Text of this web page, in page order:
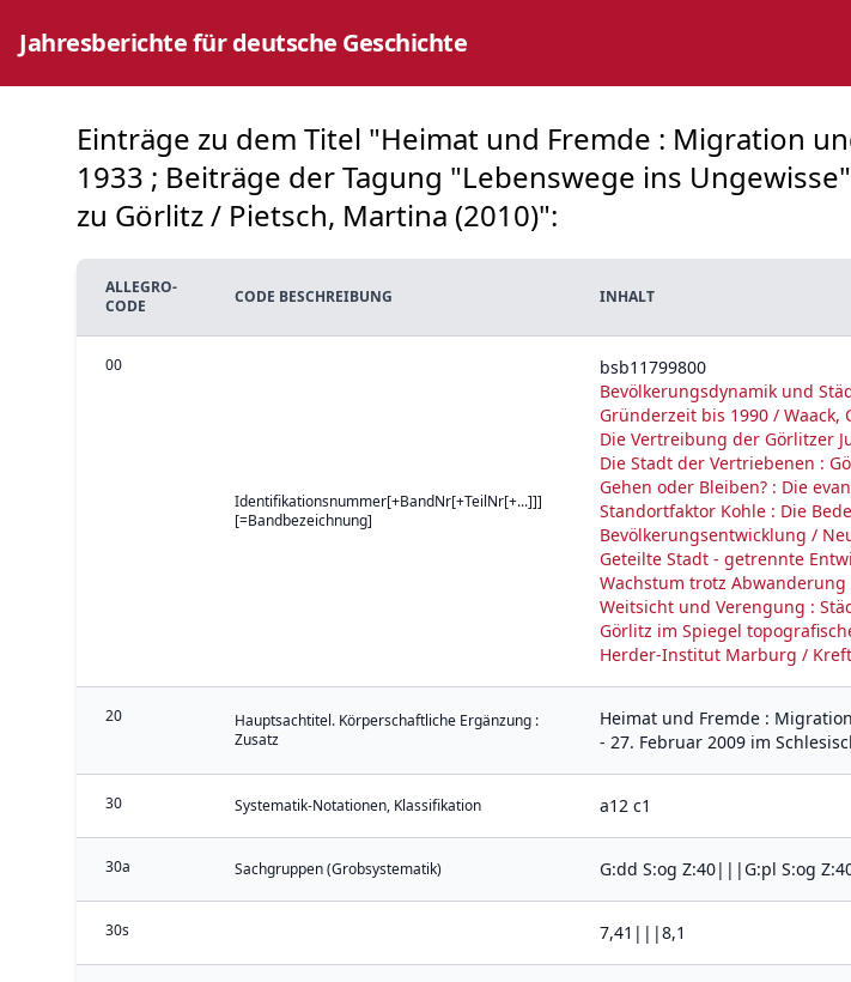
Jahresberichte für deutsche Geschichte
Einträge zu dem Titel "Heimat und Fremde : Migration
1933 ; Beiträge der Tagung "Lebenswege ins
zu Görlitz / Pietsch, Martina (2010)":
ALLEGRO-
CODE
CODE BESCHREIBUNG INHALT
00
Identifikationsnummer[+BandNr[+TeilNr[+...]]]
[=Bandbezeichnung]
bsb11799800
Bevölkerungsdynamik und
Gründerzeit bis 1990 / Waack,
Die Vertreibung der Görlitzer
Die Stadt der Vertriebenen :
Gehen oder Bleiben? : Die
Standortfaktor Kohle : Die
Bevölkerungsentwicklung /
Geteilte Stadt - getrennte
Wachstum trotz Abwanderung
Weitsicht und Verengung :
Görlitz im Spiegel
Herder-Institut Marburg /
20
Hauptsachtitel. Körperschaftliche Ergänzung :
Zusatz
Heimat und Fremde :
- 27. Februar 2009 im
30 Systematik-Notationen, Klassifikation a12 c1
30a Sachgruppen (Grobsystematik) G:dd S:og Z:40|||G:pl S:og
30s 7,41|||8,1